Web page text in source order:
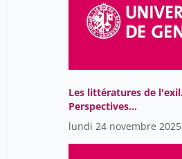
Les littératures de
Perspectives
comparatistes
lundi 24 novembre 2025